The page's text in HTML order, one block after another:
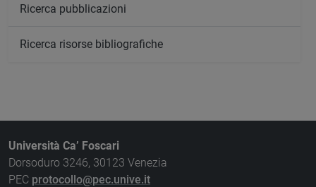
Ricerca pubblicazioni
Ricerca risorse bibliografiche
Università Ca’ Foscari
Dorsoduro 3246, 30123 Venezia
PEC protocollo@pec.unive.it